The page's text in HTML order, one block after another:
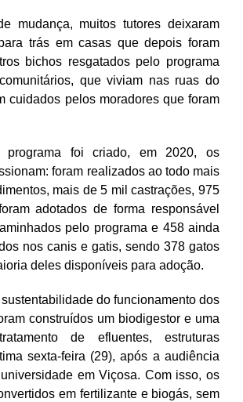
mudança, muitos tutores deixaram
trás em casas que depois foram
bichos resgatados pelo programa
que viviam nas ruas do
cuidados pelos moradores que foram
programa foi criado, em 2020, os
foram realizados ao todo mais
mais de 5 mil castrações, 975
adotados de forma responsável
pelo programa e 458 ainda
nos canis e gatis, sendo 378 gatos
deles disponíveis para adoção.
do funcionamento dos
construídos um biodigestor e uma
de efluentes, estruturas
sexta-feira (29), após a audiência
em Viçosa. Com isso, os
em fertilizante e biogás, sem